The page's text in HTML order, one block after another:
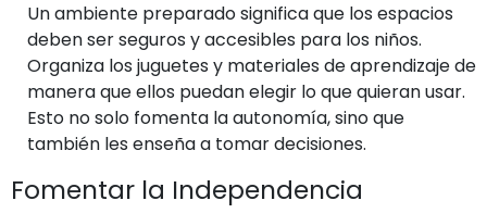
Un ambiente preparado significa que los espacios
deben ser seguros y accesibles para los niños.
Organiza los juguetes y materiales de aprendizaje de
manera que ellos puedan elegir lo que quieran usar.
Esto no solo fomenta la autonomía, sino que
también les enseña a tomar decisiones.
Fomentar la Independencia